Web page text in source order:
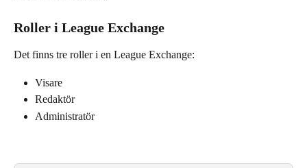
Roller i League Exchange
Det finns tre roller i en League Exchange:
Visare
Redaktör
Administratör